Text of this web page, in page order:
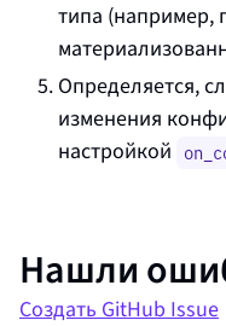
типа (например,
Определяется,
изменения
настройкой
Нашли
Создать GitHub Issue